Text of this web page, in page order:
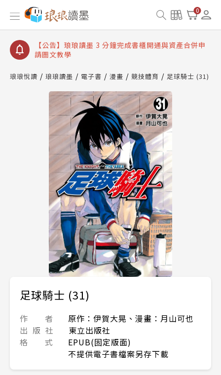
0
【公告】琅琅讀墨數位閱讀資產合併與書櫃開通申請
【公告】琅琅讀墨書櫃開通常見問題
【公告】琅琅讀墨 3 分鐘完成書櫃開通與資產合併申
請圖文教學
查詢
【公告】琅琅讀墨數位閱讀資產合併與書櫃開通申請
琅琅悅讀 琅琅讀墨 電子書 漫畫 競技體育 足球騎士 (31)
足球騎士 (31)
作 者
原作：伊賀大晃、漫畫：月山可也
出 版 社
東立出版社
格 式
EPUB(固定版面)
不提供電子書檔案另存下載